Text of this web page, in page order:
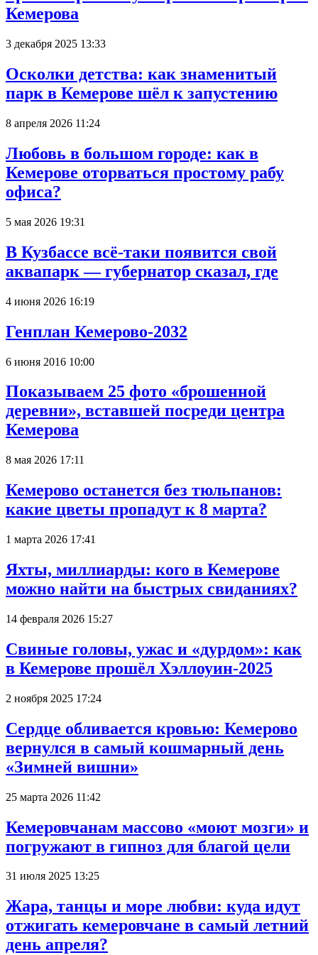
Кемерова
3 декабря 2025 13:33
Осколки детства: как знаменитый
парк в Кемерове шёл к запустению
8 апреля 2026 11:24
Любовь в большом городе: как в
Кемерове оторваться простому рабу
офиса?
5 мая 2026 19:31
В Кузбассе всё-таки появится свой
аквапарк — губернатор сказал, где
4 июня 2026 16:19
Генплан Кемерово-2032
6 июня 2016 10:00
Показываем 25 фото «брошенной
деревни», вставшей посреди центра
Кемерова
8 мая 2026 17:11
Кемерово останется без тюльпанов:
какие цветы пропадут к 8 марта?
1 марта 2026 17:41
Яхты, миллиарды: кого в Кемерове
можно найти на быстрых свиданиях?
14 февраля 2026 15:27
Свиные головы, ужас и «дурдом»: как
в Кемерове прошёл Хэллоуин-2025
2 ноября 2025 17:24
Сердце обливается кровью: Кемерово
вернулся в самый кошмарный день
«Зимней вишни»
25 марта 2026 11:42
Кемеровчанам массово «моют мозги» и
погружают в гипноз для благой цели
31 июля 2025 13:25
Жара, танцы и море любви: куда идут
отжигать кемеровчане в самый летний
день апреля?